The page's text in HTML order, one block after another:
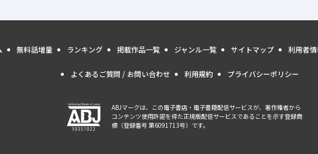
無料話増量 ランキング 掲載作品一覧 ジャンル一覧 サイトマップ 利用者
よくあるご質問 / お問い合わせ 利用規約 プライバシーポリシー
ABJマークは、この電子書店・電子書籍配信サービスが、著作権者から
コンテンツ使用許諾を得た正規版配信サービスであることを示す登録商
標（登録番号 第6091713号）です。